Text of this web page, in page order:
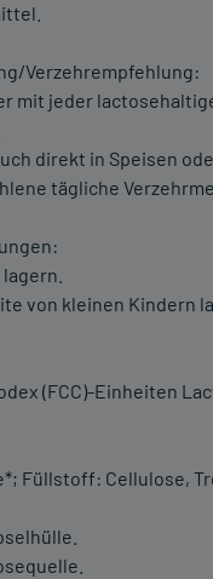
Verzehrempfehlung:
mit jeder
direkt in Speisen
tägliche
von kleinen Kindern
(FCC)-Einheiten
Füllstoff: Cellulose,